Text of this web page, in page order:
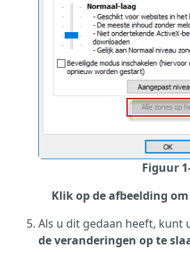
Figuur
Klik op de afbeelding
Als u dit gedaan heeft, kunt
de veranderingen op te